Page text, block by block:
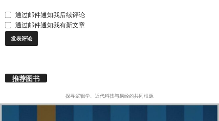
通过邮件通知我后续评论
通过邮件通知我有新文章
推荐图书
探寻逻辑学、近代科技与易经的共同根源